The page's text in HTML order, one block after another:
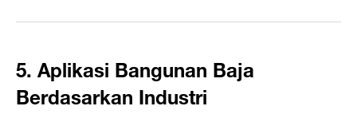
5. Aplikasi Bangunan Baja
Berdasarkan Industri